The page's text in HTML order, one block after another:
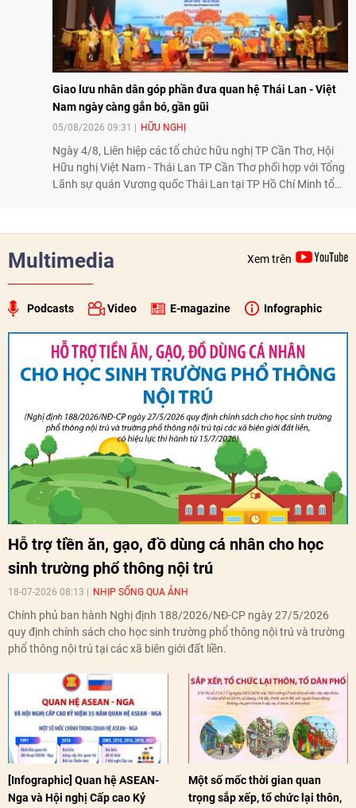
Giao lưu nhân dân góp phần đưa quan hệ Thái Lan - Việt
Nam ngày càng gắn bó, gần gũi
05/08/2026 09:31 HỮU NGHỊ
Ngày 4/8, Liên hiệp các tổ chức hữu nghị TP Cần Thơ, Hội
Hữu nghị Việt Nam - Thái Lan TP Cần Thơ phối hợp với Tổng
Lãnh sự quán Vương quốc Thái Lan tại TP Hồ Chí Minh tổ
của giao lưu nhân dân, Tổng Lãnh sự Thái Lan cho biết các
hoạt động trao đổi về văn hóa, giáo dục, du lịch, ẩm thực,
nghệ thuật và giao lưu thanh niên đã góp phần đưa quan hệ
Thái Lan - Việt Nam ngày càng gắn bó, gần gũi.
Multimedia Xem trên
Podcasts Video E-magazine Infographic
Hỗ trợ tiền ăn, gạo, đồ dùng cá nhân cho học
sinh trường phổ thông nội trú
18-07-2026 08:13 NHỊP SỐNG QUA ẢNH
Chính phủ ban hành Nghị định 188/2026/NĐ-CP ngày 27/5/2026
quy định chính sách cho học sinh trường phổ thông nội trú và trường
phổ thông nội trú tại các xã biên giới đất liền.
[Infographic] Quan hệ ASEAN-
Nga và Hội nghị Cấp cao Kỷ
Một số mốc thời gian quan
trọng sắp xếp, tổ chức lại thôn,